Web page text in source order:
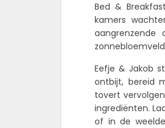
Bed &
kamers
Eefje & Jakob
ontbijt, bereid
tovert
ingrediënten.
of in de